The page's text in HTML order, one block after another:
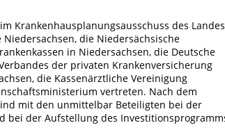
Krankenhausplanungsausschuss des Landes
die Niedersächsische
in Niedersachsen, die Deutsche
der privaten Krankenversicherung
die Kassenärztliche Vereinigung
vertreten. Nach dem
mit den unmittelbar Beteiligten bei der
bei der Aufstellung des